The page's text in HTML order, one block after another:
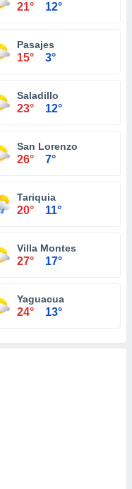
21° 12°
Pasajes
15° 3°
Saladillo
23° 12°
San Lorenzo
26° 7°
Tariquia
20° 11°
Villa Montes
27° 17°
Yaguacua
24° 13°